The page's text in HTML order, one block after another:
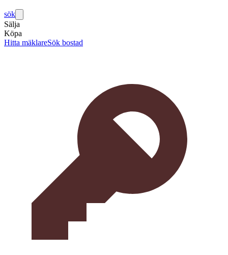
sök
Sälja
Köpa
Hitta mäklareSök bostad